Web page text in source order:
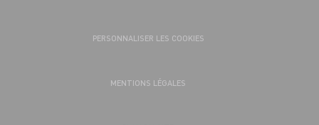
PERSONNALISER LES COOKIES
MENTIONS LÉGALES